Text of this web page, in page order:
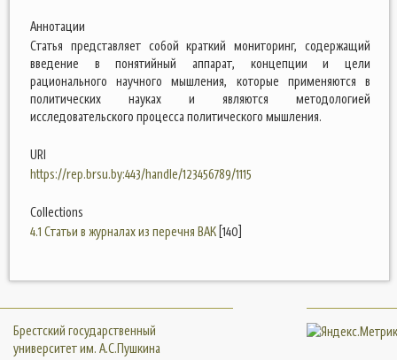
Аннотации
Статья представляет собой краткий мониторинг, содержащий
введение в понятийный аппарат, концепции и цели
рационального научного мышления, которые применяются в
политических науках и являются методологией
исследовательского процесса политического мышления.
URI
https://rep.brsu.by:443/handle/123456789/1115
Collections
4.1 Статьи в журналах из перечня ВАК [140]
Брестский государственный
университет им. А.С.Пушкина